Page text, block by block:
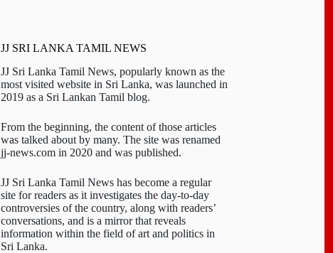
JJ SRI LANKA TAMIL NEWS
JJ Sri Lanka Tamil News, popularly known as the
most visited website in Sri Lanka, was launched in
2019 as a Sri Lankan Tamil blog.
From the beginning, the content of those articles
was talked about by many. The site was renamed
jj-news.com in 2020 and was published.
JJ Sri Lanka Tamil News has become a regular
site for readers as it investigates the day-to-day
controversies of the country, along with readers’
conversations, and is a mirror that reveals
information within the field of art and politics in
Sri Lanka.